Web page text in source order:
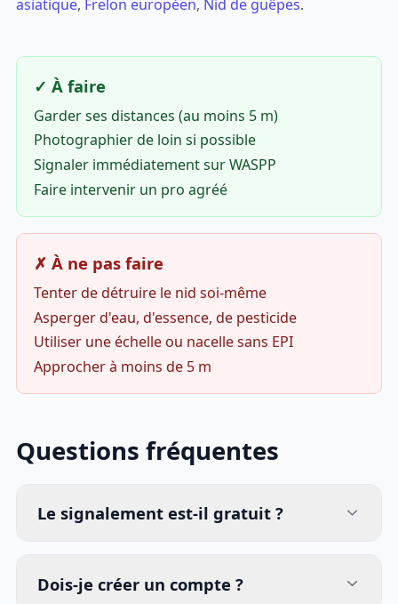
asiatique, Frelon européen, Nid de guêpes.
✓ À faire
Garder ses distances (au moins 5 m)
Photographier de loin si possible
Signaler immédiatement sur WASPP
Faire intervenir un pro agréé
✗ À ne pas faire
Tenter de détruire le nid soi-même
Asperger d'eau, d'essence, de pesticide
Utiliser une échelle ou nacelle sans EPI
Approcher à moins de 5 m
Questions fréquentes
Le signalement est-il gratuit ?
Dois-je créer un compte ?